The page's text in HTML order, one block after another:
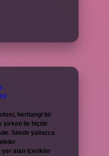
herhangi bir
şirketi ile hiçbir
Sitede yalnızca
yer alan içerikler